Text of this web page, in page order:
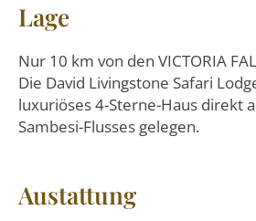
Lage
Nur 10 km von den VICTORIA
Die David Livingstone Safari
luxuriöses 4-Sterne-Haus direkt
Sambesi-Flusses gelegen.
Austattung